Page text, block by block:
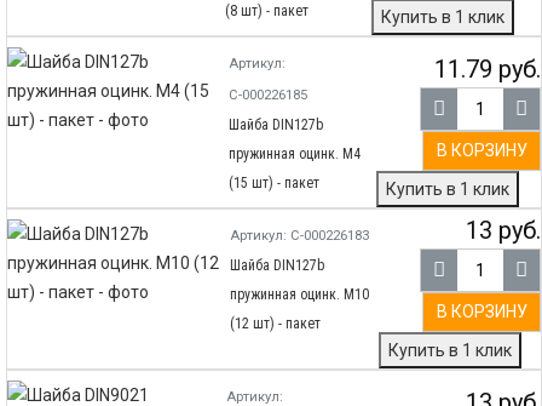
(8 шт) - пакет
Купить в 1 клик
Артикул:
С-000226185
Шайба DIN127b
пружинная оцинк. М4
(15 шт) - пакет
11.79 руб.
В КОРЗИНУ
Купить в 1 клик
Артикул: С-000226183
Шайба DIN127b
пружинная оцинк. М10
(12 шт) - пакет
13 руб.
В КОРЗИНУ
Купить в 1 клик
Артикул: